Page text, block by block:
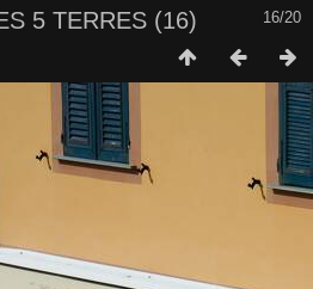
16/20
5 TERRES (16)